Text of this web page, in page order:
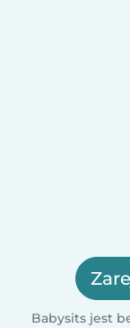
Babysits jest